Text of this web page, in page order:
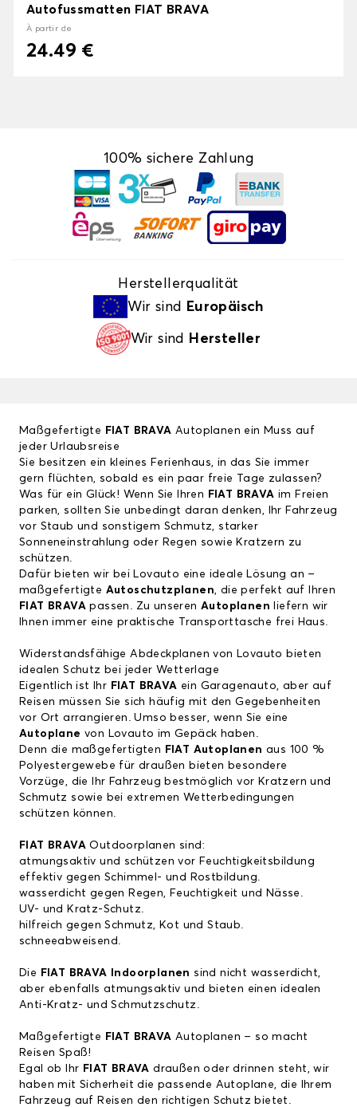
Autofussmatten FIAT BRAVA
À partir de
24.49 €
100% sichere Zahlung
Herstellerqualität
Wir sind
Europäisch
Wir sind Hersteller
Maßgefertigte FIAT BRAVAAutoplanen ein Muss auf
jeder Urlaubsreise
Sie besitzen ein kleines Ferienhaus, in das Sie immer
gern flüchten, sobald es ein paar freie Tage zulassen?
Was für ein Glück! Wenn Sie Ihren FIAT BRAVA im Freien
parken, sollten Sie unbedingt daran denken, Ihr Fahrzeug
vor Staub und sonstigem Schmutz, starker
Sonneneinstrahlung oder Regen sowie Kratzern zu
schützen.
Dafür bieten wir bei Lovauto eine ideale Lösung an –
maßgefertigte Autoschutzplanen, die perfekt auf Ihren
FIAT BRAVA passen. Zu unseren Autoplanen liefern wir
Ihnen immer eine praktische Transporttasche frei Haus.
Widerstandsfähige Abdeckplanen von Lovauto bieten
idealen Schutz bei jeder Wetterlage
Eigentlich ist Ihr FIAT BRAVA ein Garagenauto, aber auf
Reisen müssen Sie sich häufig mit den Gegebenheiten
vor Ort arrangieren. Umso besser, wenn Sie eine
Autoplane von Lovauto im Gepäck haben.
Denn die maßgefertigten FIAT Autoplanen aus 100 %
Polyestergewebe für draußen bieten besondere
Vorzüge, die Ihr Fahrzeug bestmöglich vor Kratzern und
Schmutz sowie bei extremen Wetterbedingungen
schützen können.
FIAT BRAVA Outdoorplanen sind:
atmungsaktiv und schützen vor Feuchtigkeitsbildung
effektiv gegen Schimmel- und Rostbildung.
wasserdicht gegen Regen, Feuchtigkeit und Nässe.
UV- und Kratz-Schutz.
hilfreich gegen Schmutz, Kot und Staub.
schneeabweisend.
Die FIAT BRAVA Indoorplanen sind nicht wasserdicht,
aber ebenfalls atmungsaktiv und bieten einen idealen
Anti-Kratz- und Schmutzschutz.
Maßgefertigte FIAT BRAVAAutoplanen – so macht
Reisen Spaß!
Egal ob Ihr FIAT BRAVA draußen oder drinnen steht, wir
haben mit Sicherheit die passende Autoplane, die Ihrem
Fahrzeug auf Reisen den richtigen Schutz bietet.